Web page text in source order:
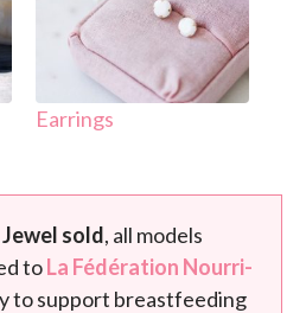
Earrings
sold, all models
toLa Fédération Nourri-
to support breastfeeding